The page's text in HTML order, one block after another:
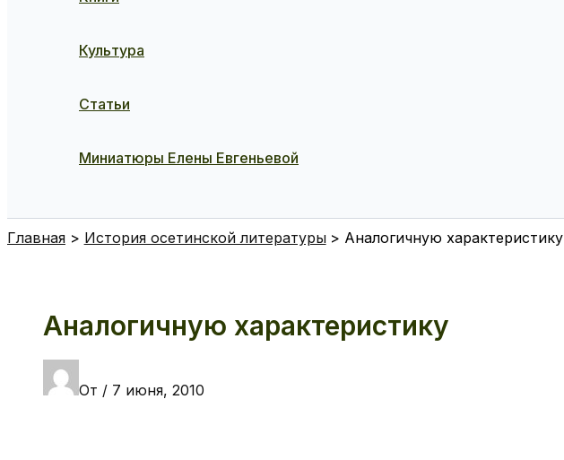
Культура
Статьи
Миниатюры Елены Евгеньевой
Главная История осетинской литературы Аналогичную характеристику
Аналогичную характеристику
От / 7 июня, 2010